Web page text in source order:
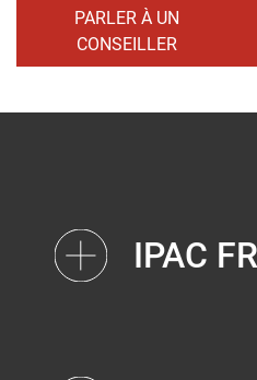
PARLER À UN
CONSEILLER
IPAC